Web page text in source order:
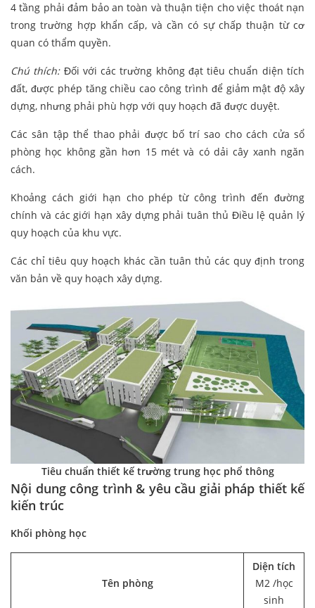
4 tầng phải đảm bảo an toàn và thuận tiện cho việc thoát nạn
trong trường hợp khẩn cấp, và cần có sự chấp thuận từ cơ
quan có thẩm quyền.
Chú thích:Đối với các trường không đạt tiêu chuẩn diện tích
đất, được phép tăng chiều cao công trình để giảm mật độ xây
dựng, nhưng phải phù hợp với quy hoạch đã được duyệt.
Các sân tập thể thao phải được bố trí sao cho cách cửa sổ
phòng học không gần hơn 15 mét và có dải cây xanh ngăn
cách.
Khoảng cách giới hạn cho phép từ công trình đến đường
chính và các giới hạn xây dựng phải tuân thủ Điều lệ quản lý
quy hoạch của khu vực.
Các chỉ tiêu quy hoạch khác cần tuân thủ các quy định trong
văn bản về quy hoạch xây dựng.
Tiêu chuẩn thiết kế trường trung học phổ thông
Nội dung công trình & yêu cầu giải pháp thiết kế
kiến trúc
Khối phòng học
Tên phòng
Diện tích
M2 /học
sinh